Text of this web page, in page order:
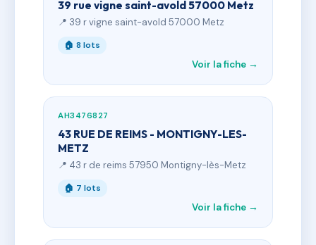
39 rue vigne saint-avold 57000 Metz
📍 39 r vigne saint-avold 57000 Metz
🏠 8 lots
Voir la fiche →
AH3476827
43 RUE DE REIMS - MONTIGNY-LES-
METZ
📍 43 r de reims 57950 Montigny-lès-Metz
🏠 7 lots
Voir la fiche →